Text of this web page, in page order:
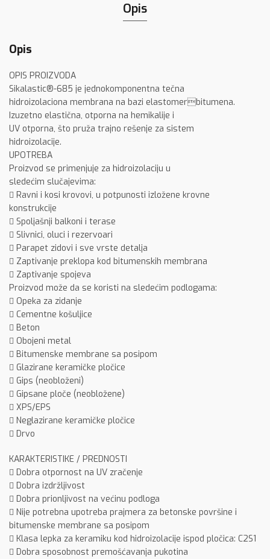
Opis
Opis
OPIS PROIZVODA
Sikalastic®-685 je jednokomponentna tečna
hidroizolaciona membrana na bazi elastomerbitumena.
Izuzetno elastična, otporna na hemikalije i
UV otporna, što pruža trajno rešenje za sistem
hidroizolacije.
UPOTREBA
Proizvod se primenjuje za hidroizolaciju u
sledećim slučajevima:
 Ravni i kosi krovovi, u potpunosti izložene krovne
konstrukcije
 Spoljašnji balkoni i terase
 Slivnici, oluci i rezervoari
 Parapet zidovi i sve vrste detalja
 Zaptivanje preklopa kod bitumenskih membrana
 Zaptivanje spojeva
Proizvod može da se koristi na sledećim podlogama:
 Opeka za zidanje
 Cementne košuljice
 Beton
 Obojeni metal
 Bitumenske membrane sa posipom
 Glazirane keramičke pločice
 Gips (neobloženi)
 Gipsane ploče (neobložene)
 XPS/EPS
 Neglazirane keramičke pločice
 Drvo
KARAKTERISTIKE / PREDNOSTI
 Dobra otpornost na UV zračenje
 Dobra izdržljivost
 Dobra prionljivost na većinu podloga
 Nije potrebna upotreba prajmera za betonske površine i
bitumenske membrane sa posipom
 Klasa lepka za keramiku kod hidroizolacije ispod pločica: C2S1
 Dobra sposobnost premošćavanja pukotina